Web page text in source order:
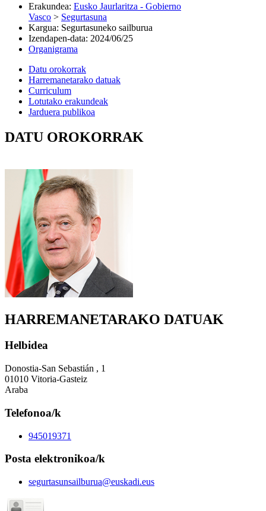
Erakundea: Eusko Jaurlaritza - Gobierno
Vasco > Segurtasuna
Kargua: Segurtasuneko sailburua
Izendapen-data: 2024/06/25
Organigrama
Datu orokorrak
Harremanetarako datuak
Curriculum
Lotutako erakundeak
Jarduera publikoa
DATU OROKORRAK
HARREMANETARAKO DATUAK
Helbidea
Donostia-San Sebastián , 1
01010 Vitoria-Gasteiz
Araba
Telefonoa/k
945019371
Posta elektronikoa/k
segurtasunsailburua@euskadi.eus